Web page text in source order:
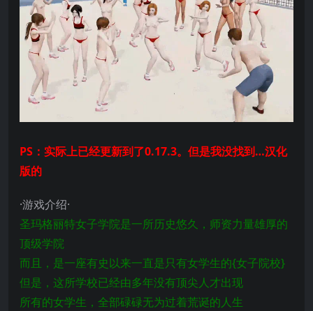
PS：实际上已经更新到了0.17.3。但是我没找到…汉化
版的
·游戏介绍·
圣玛格丽特女子学院是一所历史悠久，师资力量雄厚的
顶级学院
而且，是一座有史以来一直是只有女学生的{女子院校}
但是，这所学校已经由多年没有顶尖人才出现
所有的女学生，全部碌碌无为过着荒诞的人生